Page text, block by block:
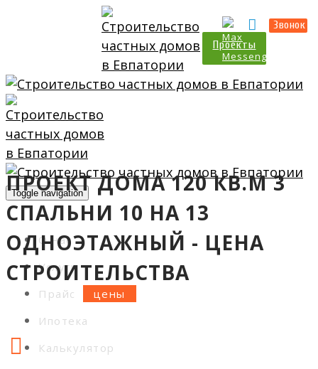
Проекты
Звонок
Toggle navigation
О нас
Услуги
Прайс
Ипотека
Калькулятор
ПРОЕКТ ДОМА 120 КВ.М 3
СПАЛЬНИ 10 НА 13
ОДНОЭТАЖНЫЙ - ЦЕНА
СТРОИТЕЛЬСТВА